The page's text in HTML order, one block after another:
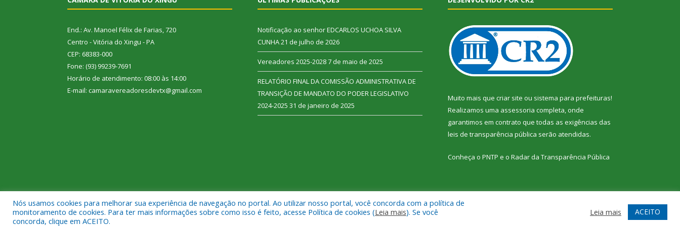
End.: Av. Manoel Félix de Farias, 720
Centro - Vitória do Xingu - PA
CEP: 68383-000
Fone: (93) 99239-7691
Horário de atendimento: 08:00 às 14:00
E-mail: camaravereadoresdevtx@gmail.com
Notificação ao senhor EDCARLOS UCHOA SILVA
CUNHA21 de julho de 2026
Vereadores 2025-20287 de maio de 2025
RELATÓRIO FINAL DA COMISSÃO ADMINISTRATIVA DE
TRANSIÇÃO DE MANDATO DO PODER LEGISLATIVO
2024-2025 31 de janeiro de 2025
Muito mais que criar site ou sistema para prefeituras!
Realizamos uma assessoria completa, onde
garantimos em contrato que todas as exigências das
leis de transparência pública serão atendidas.
Conheça o PNTP e o Radar da Transparência Pública
Todos os direitos reservados a Câmara Municipal de Vitória do Xingu. Mapa do Site Acessar Webmail
Nós usamos cookies para melhorar sua experiência de navegação no portal. Ao utilizar nosso portal, você concorda com a política de
monitoramento de cookies. Para ter mais informações sobre como isso é feito, acesse Política de cookies (Leia mais). Se você
concorda, clique em ACEITO.
Leia mais ACEITO